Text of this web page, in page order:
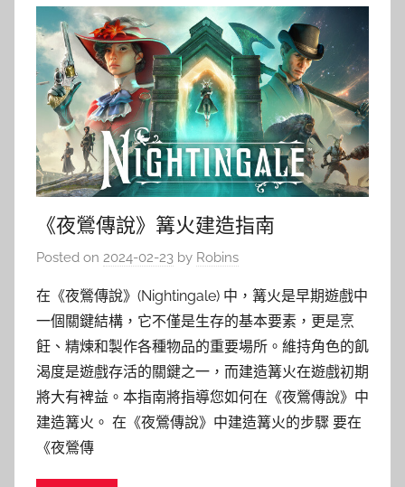
《夜鶯傳說》篝火建造指南
Posted on 2024-02-23 by Robins
在《夜鶯傳說》(Nightingale) 中，篝火是早期遊戲中
一個關鍵結構，它不僅是生存的基本要素，更是烹
飪、精煉和製作各種物品的重要場所。維持角色的飢
渴度是遊戲存活的關鍵之一，而建造篝火在遊戲初期
將大有裨益。本指南將指導您如何在《夜鶯傳說》中
建造篝火。 在《夜鶯傳說》中建造篝火的步驟 要在
《夜鶯傳